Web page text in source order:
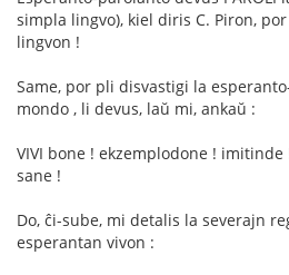
simpla lingvo), kiel diris C. Piron,
lingvon !
Same, por pli disvastigi la
mondo , li devus, laŭ mi, ankaŭ :
VIVI bone ! ekzemplodone !
sane !
Do, ĉi-sube, mi detalis la severajn
esperantan vivon :